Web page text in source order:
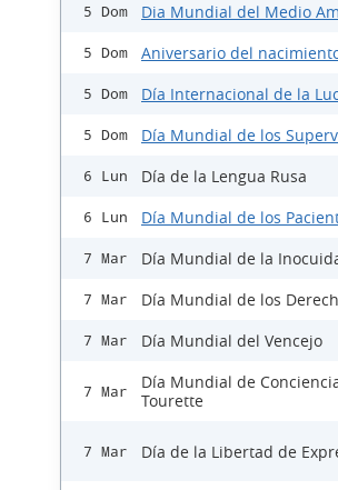
5 Dom Dia Mundial del Medio
5 Dom Aniversario del
5 Dom Día Internacional de la
5 Dom Día Mundial de los
6 Lun Día de la Lengua Rusa
6 Lun Día Mundial de los
7 Mar Día Mundial de la
7 Mar Día Mundial de los
7 Mar Día Mundial del Vencejo
7 Mar
Día Mundial de
Tourette
7 Mar Día de la Libertad de